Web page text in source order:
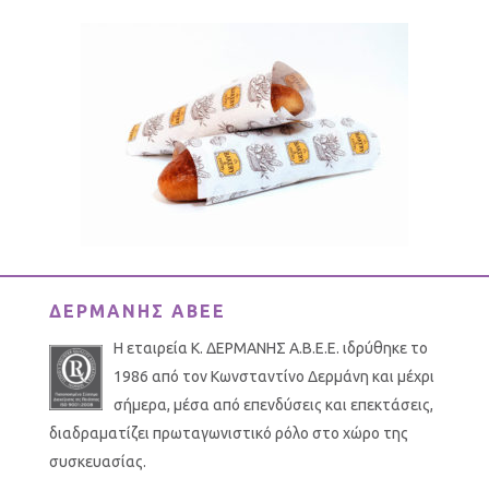
ΔΕΡΜΑΝΗΣ ΑΒΕΕ
Η εταιρεία Κ. ΔΕΡΜΑΝΗΣ Α.Β.Ε.Ε. ιδρύθηκε το
1986 από τον Κωνσταντίνο Δερμάνη και μέχρι
σήμερα, μέσα από επενδύσεις και επεκτάσεις,
διαδραματίζει πρωταγωνιστικό ρόλο στο χώρο της
συσκευασίας.